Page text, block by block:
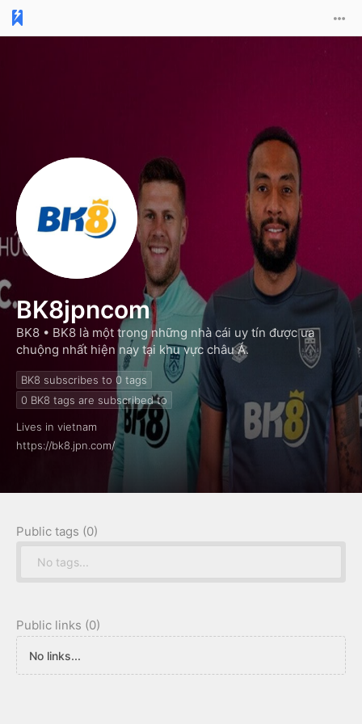
BK8jpncom
BK8 • BK8 là một trong những nhà cái uy tín được ưa
chuộng nhất hiện nay tại khu vực châu Á.
BK8 subscribes to 0 tags
0 BK8 tags are subscribed to
Lives in vietnam
https://bk8.jpn.com/
Public tags (0)
No tags...
Public links (0)
No links...